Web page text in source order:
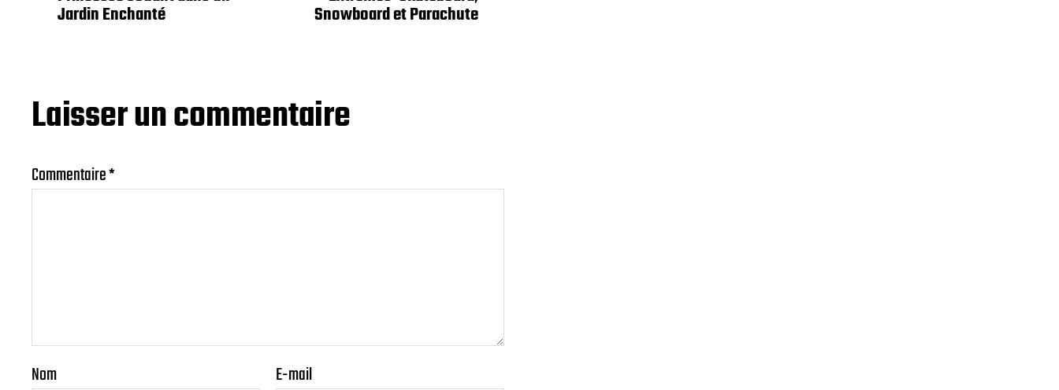
Jardin Enchanté Snowboard et Parachute
Laisser un commentaire
Commentaire*
Nom E-mail